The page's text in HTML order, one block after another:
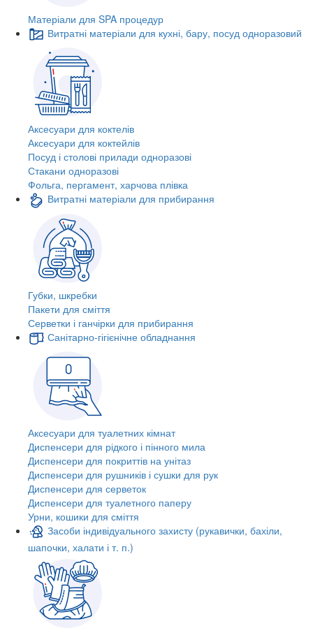
Матеріали для SPA процедур
Витратні матеріали для кухні, бару, посуд одноразовий
Аксесуари для коктелів
Аксесуари для коктейлів
Посуд і столові прилади одноразові
Стакани одноразові
Фольга, пергамент, харчова плівка
Витратні матеріали для прибирання
Губки, шкребки
Пакети для сміття
Серветки і ганчірки для прибирання
Санітарно-гігієнічне обладнання
Аксесуари для туалетних кімнат
Диспенсери для рідкого і пінного мила
Диспенсери для покриттів на унітаз
Диспенсери для рушників і сушки для рук
Диспенсери для серветок
Диспенсери для туалетного паперу
Урни, кошики для сміття
Засоби індивідуального захисту (рукавички, бахіли,
шапочки, халати і т. п.)